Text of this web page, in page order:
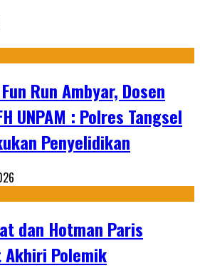
Run Ambyar, Dosen
UNPAM : Polres Tangsel
Penyelidikan
dan Hotman Paris
Akhiri Polemik